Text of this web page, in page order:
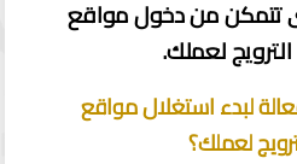
تتمكن من دخول مواقع
لعملك.
لبدء استغلال مواقع
لعملك؟